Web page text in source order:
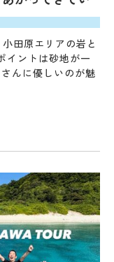
田原エリアの岩と
イントは砂地が一
んに優しいのが魅